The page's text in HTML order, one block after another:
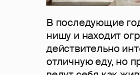
В последующие
нишу и находит
действительно
отличную еду, но